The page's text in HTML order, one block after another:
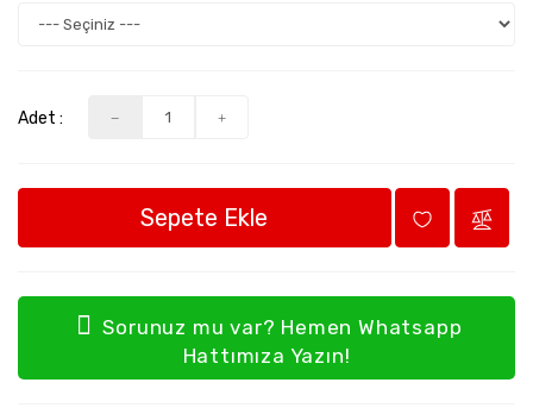
Adet :
Sepete Ekle
Sorunuz mu var? Hemen Whatsapp
Hattımıza Yazın!